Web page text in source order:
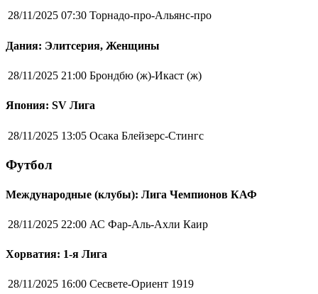
28/11/2025 07:30 Торнадо-про-Альянс-про
Дания: Элитсерия, Женщины
28/11/2025 21:00 Брондбю (ж)-Икаст (ж)
Япония: SV Лига
28/11/2025 13:05 Осака Блейзерс-Стингс
Футбол
Международные (клубы): Лига Чемпионов КАФ
28/11/2025 22:00 АС Фар-Аль-Ахли Каир
Хорватия: 1-я Лига
28/11/2025 16:00 Сесвете-Ориент 1919